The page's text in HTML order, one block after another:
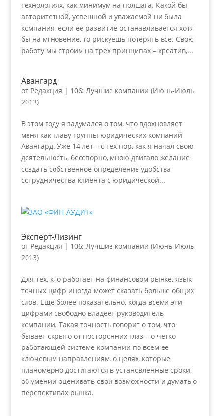
технологиях, как минимум на полшага. Какой бы
авторитетной, успешной и уважаемой ни была
компания, если ее развитие останавливается хотя
бы на мгновение, то рискуешь потерять все. Свою
работу мы строим на трех принципах – креатив,...
Авангард
от Редакция | 106: Лучшие компании (Июнь-Июль
2013)
В этом году я задумался о том, что вдохновляет
меня как главу группы юридических компаний
Авангард. Уже 14 лет – с тех пор, как я начал свою
деятельность, бесспорно, мною двигало желание
создать собственное определение удобства
сотрудничества клиента с юридической...
Эксперт-Лизинг
от Редакция | 106: Лучшие компании (Июнь-Июль
2013)
Для тех, кто работает на финансовом рынке, язык
точных цифр иногда может сказать больше общих
слов. Еще более показательно, когда всеми эти
цифрами свободно владеет руководитель
компании. Такая точность говорит о том, что
бывает скрыто от посторонних глаз – о четко
работающей системе компании по всем ее
ключевым направлениям, о целях, которые
планомерно достигаются в установленные сроки,
об умении оценивать свои возможности и думать о
перспективах рынка.